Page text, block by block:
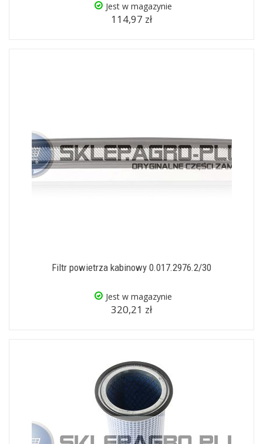
Jest w magazynie
114,97 zł
Filtr powietrza kabinowy 0.017.2976.2/30
Jest w magazynie
320,21 zł